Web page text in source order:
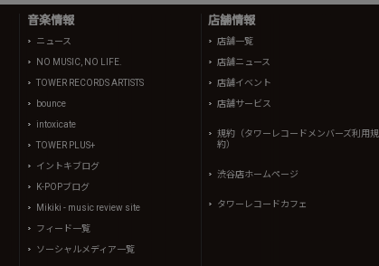
音楽情報
ニュース
NO MUSIC, NO LIFE.
TOWER RECORDS ARTISTS
bounce
intoxicate
TOWER PLUS+
イントキブログ
K-POPブログ
Mikiki - music review site
フィード一覧
ソーシャルメディア一覧
店舗情報
店舗一覧
店舗ニュース
店舗イベント
店舗サービス
規約（タワーレコードメンバーズ利用規
約）
渋谷店ホームページ
タワーレコードカフェ